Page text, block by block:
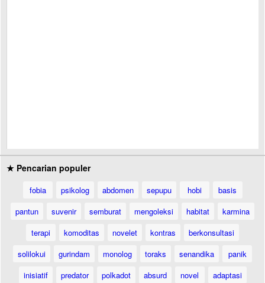
★ Pencarian populer
fobia psikolog abdomen sepupu hobi
basis
pantun
suvenir semburat mengoleksi habitat
karmina
terapi
komoditas novelet kontras
berkonsultasi
solilokui
gurindam monolog toraks senandika
panik
inisiatif
predator polkadot absurd novel
adaptasi